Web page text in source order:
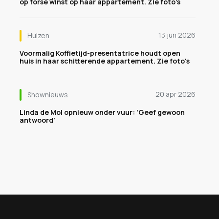
Huizen
13 jun 2026
Voormalig Koffietijd-presentatrice houdt open
huis in haar schitterende appartement. Zie foto's
Shownieuws
20 apr 2026
Linda de Mol opnieuw onder vuur: ‘Geef gewoon
antwoord’